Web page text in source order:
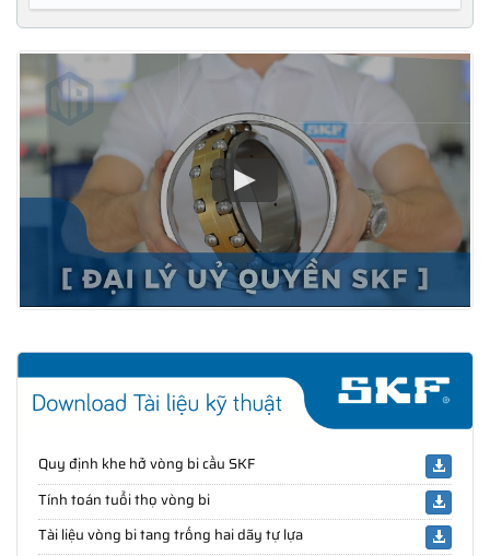
Quy định khe hở vòng bi cầu SKF
Tính toán tuổi thọ vòng bi
Tài liệu vòng bi tang trống hai dãy tự lựa